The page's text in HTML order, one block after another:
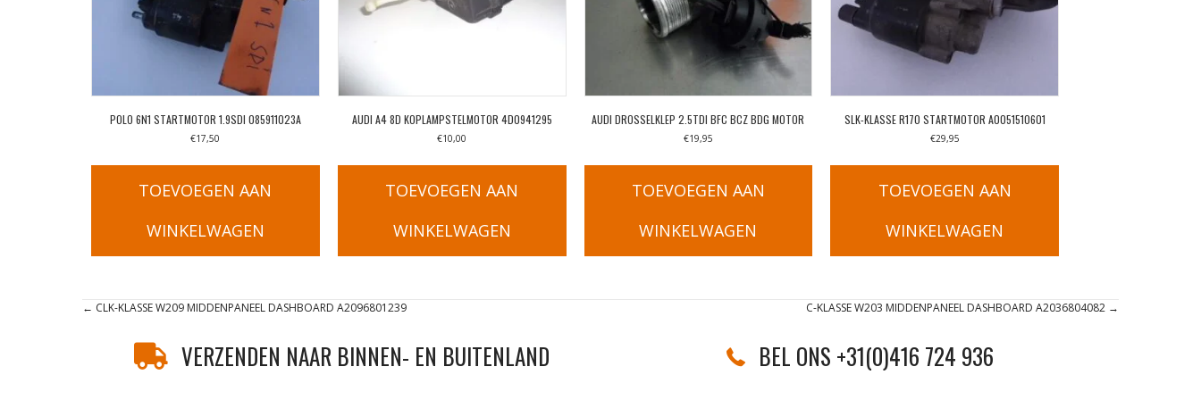
POLO 6N1 STARTMOTOR 1.9SDI 085911023A
€17,50
TOEVOEGEN AAN
WINKELWAGEN
AUDI A4 8D KOPLAMPSTELMOTOR 4D0941295
€10,00
TOEVOEGEN AAN
WINKELWAGEN
AUDI DROSSELKLEP 2.5TDI BFC BCZ BDG MOTOR
€19,95
TOEVOEGEN AAN
WINKELWAGEN
SLK-KLASSE R170 STARTMOTOR A0051510601
€29,95
TOEVOEGEN AAN
WINKELWAGEN
Posts
navigation
← CLK-KLASSE W209 MIDDENPANEEL DASHBOARD A2096801239 C-KLASSE W203 MIDDENPANEEL DASHBOARD A2036804082 →
VERZENDEN NAAR BINNEN- EN BUITENLAND BEL ONS +31(0)416 724 936